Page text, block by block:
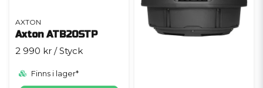
AXTON
Axton ATB20STP
2 990 kr / Styck
Finns i lager*